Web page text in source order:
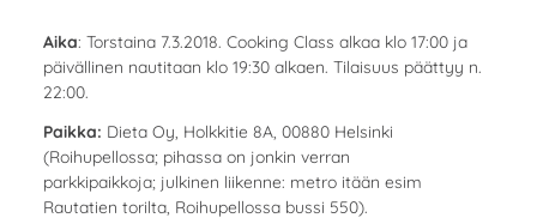
Aika: Torstaina 7.3.2018. Cooking Class alkaa klo 17:00 ja
päivällinen nautitaan klo 19:30 alkaen. Tilaisuus päättyy n.
22:00.
Paikka: Dieta Oy, Holkkitie 8A, 00880 Helsinki
(Roihupellossa; pihassa on jonkin verran
parkkipaikkoja; julkinen liikenne: metro itään esim
Rautatien torilta, Roihupellossa bussi 550).